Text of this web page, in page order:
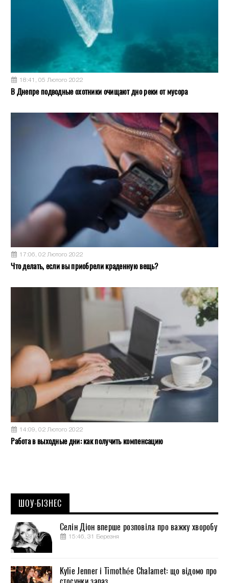
18:41, 05 Лютого 2022
В Днепре подводные охотники очищают дно реки от мусора
17:06, 02 Лютого 2022
Что делать, если вы приобрели краденную вещь?
14:09, 02 Лютого 2022
Работа в выходные дни: как получить компенсацию
ШОУ-БІЗНЕС
Селін Діон вперше розповіла про важку хворобу
15:46, 31 Березня
Kylie Jenner і Timothée Chalamet: що відомо про